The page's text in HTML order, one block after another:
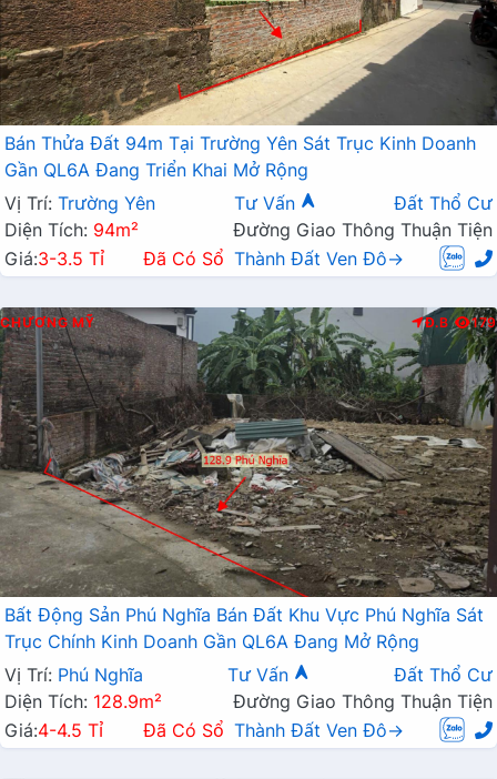
Bán Thửa Đất 94m Tại Trường Yên Sát Trục Kinh Doanh
Gần QL6A Đang Triển Khai Mở Rộng
Vị Trí: Trường Yên Tư Vấn
Đất Thổ Cư
Diện Tích: 94m²
Đường Giao Thông Thuận Tiện
Giá:3-3.5 Tỉ Đã Có Sổ Thành Đất Ven Đô→
CHƯƠNG MỸ Đ.B 179
Bất Động Sản Phú Nghĩa Bán Đất Khu Vực Phú Nghĩa Sát
Trục Chính Kinh Doanh Gần QL6A Đang Mở Rộng
Vị Trí: Phú Nghĩa Tư Vấn
Đất Thổ Cư
Diện Tích: 128.9m²
Đường Giao Thông Thuận Tiện
Giá:4-4.5 Tỉ Đã Có Sổ Thành Đất Ven Đô→